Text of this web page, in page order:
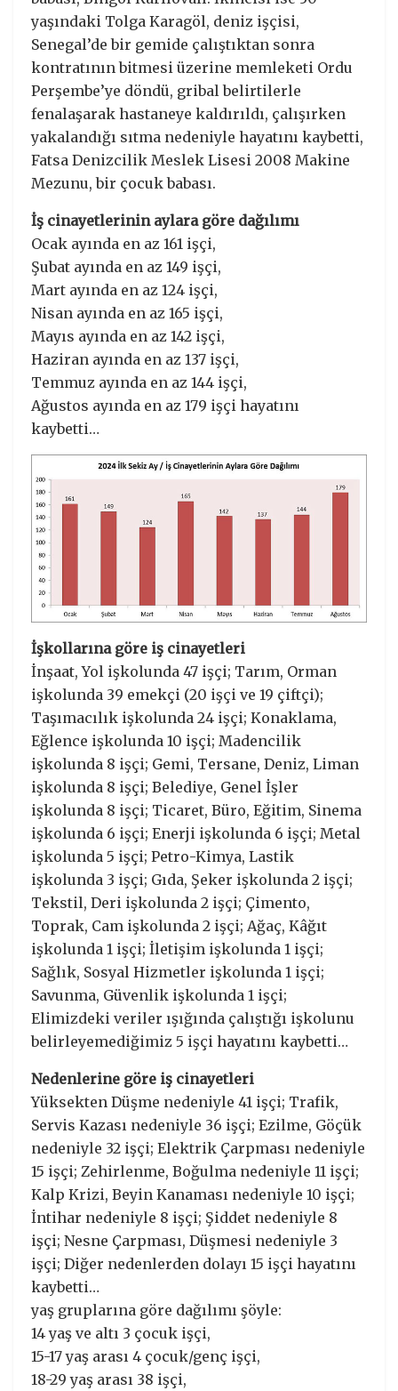
yaşındaki Tolga Karagöl, deniz işçisi,
Senegal’de bir gemide çalıştıktan sonra
kontratının bitmesi üzerine memleketi Ordu
Perşembe’ye döndü, gribal belirtilerle
fenalaşarak hastaneye kaldırıldı, çalışırken
yakalandığı sıtma nedeniyle hayatını kaybetti,
Fatsa Denizcilik Meslek Lisesi 2008 Makine
Mezunu, bir çocuk babası.
İş cinayetlerinin aylara göre dağılımı
Ocak ayında en az 161 işçi,
Şubat ayında en az 149 işçi,
Mart ayında en az 124 işçi,
Nisan ayında en az 165 işçi,
Mayıs ayında en az 142 işçi,
Haziran ayında en az 137 işçi,
Temmuz ayında en az 144 işçi,
Ağustos ayında en az 179 işçi hayatını
kaybetti…
İşkollarına göre iş cinayetleri
İnşaat, Yol işkolunda 47 işçi; Tarım, Orman
işkolunda 39 emekçi (20 işçi ve 19 çiftçi);
Taşımacılık işkolunda 24 işçi; Konaklama,
Eğlence işkolunda 10 işçi; Madencilik
işkolunda 8 işçi; Gemi, Tersane, Deniz, Liman
işkolunda 8 işçi; Belediye, Genel İşler
işkolunda 8 işçi; Ticaret, Büro, Eğitim, Sinema
işkolunda 6 işçi; Enerji işkolunda 6 işçi; Metal
işkolunda 5 işçi; Petro-Kimya, Lastik
işkolunda 3 işçi; Gıda, Şeker işkolunda 2 işçi;
Tekstil, Deri işkolunda 2 işçi; Çimento,
Toprak, Cam işkolunda 2 işçi; Ağaç, Kâğıt
işkolunda 1 işçi; İletişim işkolunda 1 işçi;
Sağlık, Sosyal Hizmetler işkolunda 1 işçi;
Savunma, Güvenlik işkolunda 1 işçi;
Elimizdeki veriler ışığında çalıştığı işkolunu
belirleyemediğimiz 5 işçi hayatını kaybetti…
Nedenlerine göre iş cinayetleri
Yüksekten Düşme nedeniyle 41 işçi; Trafik,
Servis Kazası nedeniyle 36 işçi; Ezilme, Göçük
nedeniyle 32 işçi; Elektrik Çarpması nedeniyle
15 işçi; Zehirlenme, Boğulma nedeniyle 11 işçi;
Kalp Krizi, Beyin Kanaması nedeniyle 10 işçi;
İntihar nedeniyle 8 işçi; Şiddet nedeniyle 8
işçi; Nesne Çarpması, Düşmesi nedeniyle 3
işçi; Diğer nedenlerden dolayı 15 işçi hayatını
kaybetti…
yaş gruplarına göre dağılımı şöyle:
14 yaş ve altı 3 çocuk işçi,
15-17 yaş arası 4 çocuk/genç işçi,
18-29 yaş arası 38 işçi,